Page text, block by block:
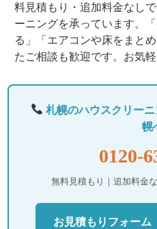
料見積もり・追加料金なし
ーニングを承っています。
る」「エアコンや床をまと
たご相談も歓迎です。お気
札幌のハウスクリー
幌
0120-
無料見積もり｜追加料金
お見積もりフォーム